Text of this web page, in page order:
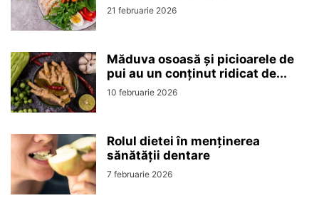
21 februarie 2026
Măduva osoasă și picioarele de
pui au un conținut ridicat de...
10 februarie 2026
Rolul dietei în menținerea
sănătății dentare
7 februarie 2026